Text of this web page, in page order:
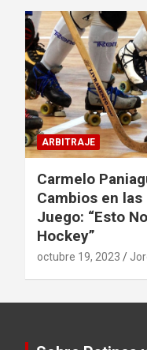
ARBITRAJE
Carmelo
Cambios en las
Juego: “Esto
Hockey”
octubre 19, 2023